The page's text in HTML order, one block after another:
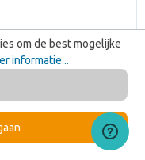
om de best mogelijke
informatie...